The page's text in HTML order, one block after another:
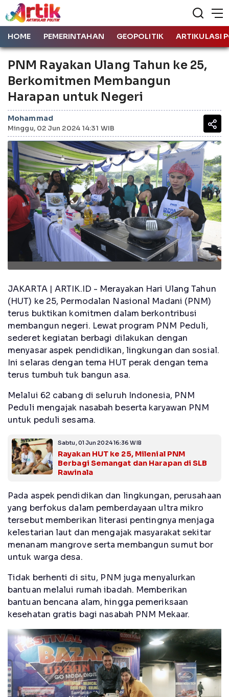
HOME PEMERINTAHAN GEOPOLITIK ARTIKULASI
PNM Rayakan Ulang Tahun ke 25,
Berkomitmen Membangun
Harapan untuk Negeri
Mohammad
Minggu, 02 Jun 2024 14:31 WIB
JAKARTA | ARTIK.ID - Merayakan Hari Ulang Tahun
(HUT) ke 25, Permodalan Nasional Madani (PNM)
terus buktikan komitmen dalam berkontribusi
membangun negeri. Lewat program PNM Peduli,
sederet kegiatan berbagi dilakukan dengan
menyasar aspek pendidikan, lingkungan dan sosial.
Ini selaras dengan tema HUT perak dengan tema
terus tumbuh tuk bangun asa.
Melalui 62 cabang di seluruh Indonesia, PNM
Peduli mengajak nasabah beserta karyawan PNM
untuk peduli sesama.
Sabtu, 01 Jun 2024 16:36 WIB
Rayakan HUT ke 25, Milenial PNM
Berbagi Semangat dan Harapan di SLB
Rawinala
Pada aspek pendidikan dan lingkungan, perusahaan
yang berfokus dalam pemberdayaan ultra mikro
tersebut memberikan literasi pentingnya menjaga
kelestarian laut dan mengajak masyarakat sekitar
menanam mangrove serta membangun sumut bor
untuk warga desa.
Tidak berhenti di situ, PNM juga menyalurkan
bantuan melalui rumah ibadah. Memberikan
bantuan bencana alam, hingga pemeriksaan
kesehatan gratis bagi nasabah PNM Mekaar.